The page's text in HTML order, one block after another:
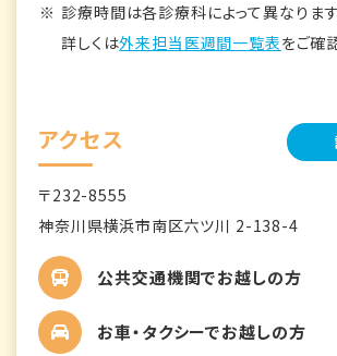
診療時間は各診療科によって異なります
詳しくは外来担当医週間一覧表をご確
アクセス
〒232-8555
神奈川県横浜市南区六ツ川 2-138-4
公共交通機関でお越しの方
お車・タクシーでお越しの方